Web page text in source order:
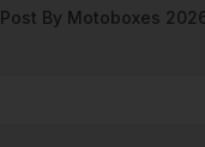
Post By Motoboxes